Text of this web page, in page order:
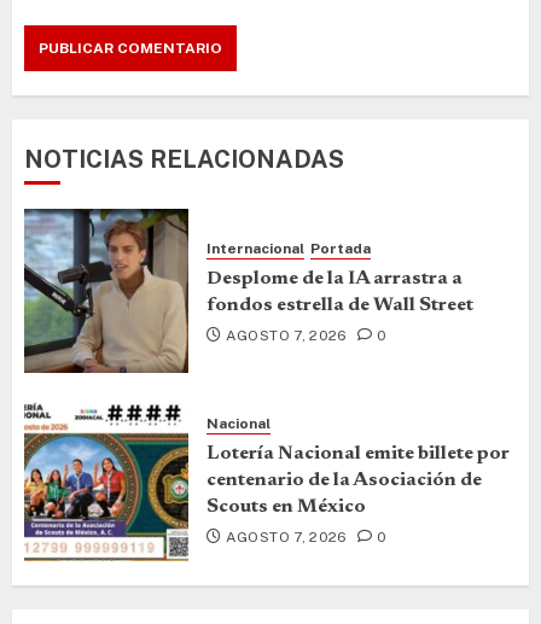
NOTICIAS RELACIONADAS
Internacional Portada
Desplome de la IA arrastra a
fondos estrella de Wall Street
AGOSTO 7, 2026 0
Nacional
Lotería Nacional emite billete por
centenario de la Asociación de
Scouts en México
AGOSTO 7, 2026 0